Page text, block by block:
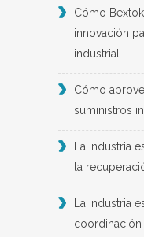
Cómo
innovación
industrial
Cómo
suministros
La industria
la
La industria